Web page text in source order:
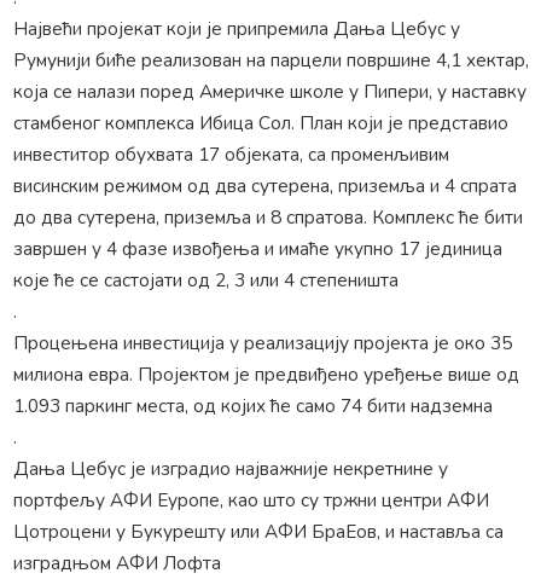
Највећи пројекат који је припремила Дања Цебус у
Румунији биће реализован на парцели површине 4,1 хектар,
која се налази поред Америчке школе у ​​Пипери, у наставку
стамбеног комплекса Ибица Сол. План који је представио
инвеститор обухвата 17 објеката, са променљивим
висинским режимом од два сутерена, приземља и 4 спрата
до два сутерена, приземља и 8 спратова. Комплекс ће бити
завршен у 4 фазе извођења и имаће укупно 17 јединица
које ће се састојати од 2, 3 или 4 степеништа
.
Процењена инвестиција у реализацију пројекта је око 35
милиона евра. Пројектом је предвиђено уређење више од
1.093 паркинг места, од којих ће само 74 бити надземна
.
Дања Цебус је изградио најважније некретнине у
портфељу АФИ Еуропе, као што су тржни центри АФИ
Цотроцени у Букурешту или АФИ БраЕов, и наставља са
изградњом АФИ Лофта